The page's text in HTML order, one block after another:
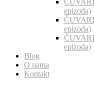
epizoda)
epizoda)
epizoda)
Blog
O nama
Kontakt